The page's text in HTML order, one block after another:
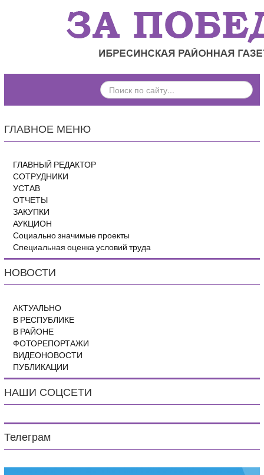
ПОИСК
ПО
ГЛАВНОЕ МЕНЮ
ГЛАВНЫЙ РЕДАКТОР
СОТРУДНИКИ
УСТАВ
ОТЧЕТЫ
ЗАКУПКИ
АУКЦИОН
Социально значимые проекты
Специальная оценка условий труда
НОВОСТИ
АКТУАЛЬНО
В РЕСПУБЛИКЕ
В РАЙОНЕ
ФОТОРЕПОРТАЖИ
ВИДЕОНОВОСТИ
ПУБЛИКАЦИИ
НАШИ СОЦСЕТИ
Телеграм